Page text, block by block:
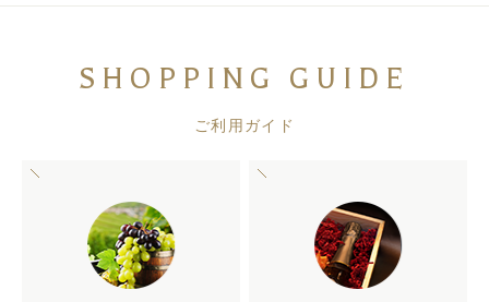
SHOPPING GUIDE
ご利用ガイド